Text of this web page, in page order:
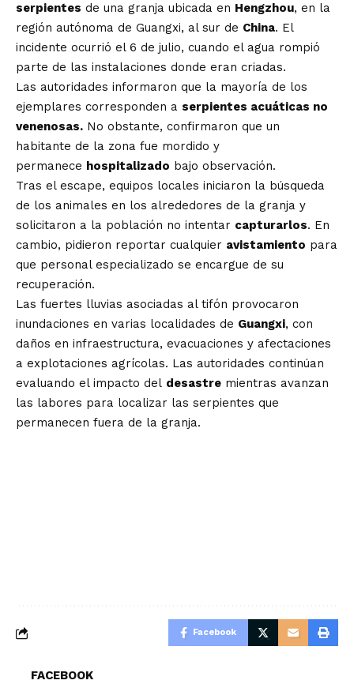
serpientes de una granja ubicada en Hengzhou, en la
región autónoma de Guangxi, al sur de China. El
incidente ocurrió el 6 de julio, cuando el agua rompió
parte de las instalaciones donde eran criadas.
Las autoridades informaron que la mayoría de los
ejemplares corresponden a serpientes acuáticas no
venenosas. No obstante, confirmaron que un
habitante de la zona fue mordido y
permanece hospitalizado bajo observación.
Tras el escape, equipos locales iniciaron la búsqueda
de los animales en los alrededores de la granja y
solicitaron a la población no intentar capturarlos. En
cambio, pidieron reportar cualquier avistamiento para
que personal especializado se encargue de su
recuperación.
Las fuertes lluvias asociadas al tifón provocaron
inundaciones en varias localidades de Guangxi, con
daños en infraestructura, evacuaciones y afectaciones
a explotaciones agrícolas. Las autoridades continúan
evaluando el impacto del desastre mientras avanzan
las labores para localizar las serpientes que
permanecen fuera de la granja.
Facebook
FACEBOOK